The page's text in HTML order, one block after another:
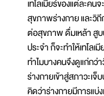
เทโลเมียร์ของแต่ละค
สุขภาพร่างกาย และวิถี
ต่อสุขภาพ ดื่มเหล้า สูบ
ประจำ ก็จะทำให้เทโล
ทำไมบางคนจึงดูแก่กว่
ร่างกายเข้าสู่สภาวะเ
คิดว่าร่างกายมีการแบ่